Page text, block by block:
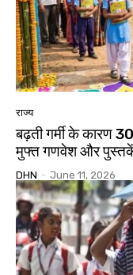
राज्य
बढ़ती गर्मी के कारण
मुफ्त गणवेश और
DHN - June 11, 2026